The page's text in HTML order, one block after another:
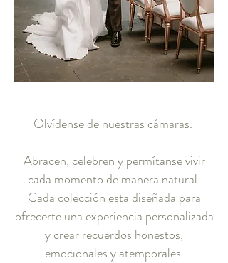
Olvídense de nuestras cámaras.
Abracen, celebren y permítanse vivir
cada momento de manera natural.
Cada colección esta diseñada para
ofrecerte una experiencia personalizada
y crear recuerdos honestos,
emocionales y atemporales.